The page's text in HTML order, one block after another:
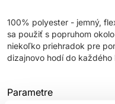
100% polyester - jemný,
sa použiť s popruhom
niekoľko priehradok pre
dizajnovo hodí do každého
Parametre